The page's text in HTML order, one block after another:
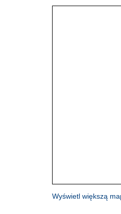
Wyświetl większą